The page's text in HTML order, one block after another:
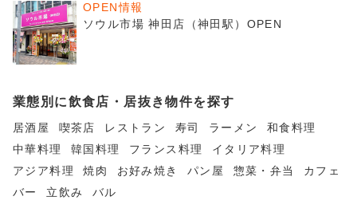
OPEN情報
ソウル市場 神田店（神田駅）OPEN
業態別に飲食店・居抜き物件を探す
居酒屋 喫茶店 レストラン 寿司 ラーメン
和食料理
中華料理
韓国料理 フランス料理
イタリア料理
アジア料理
焼肉 お好み焼き パン屋 惣菜・弁当
カフェ
バー
立飲み バル